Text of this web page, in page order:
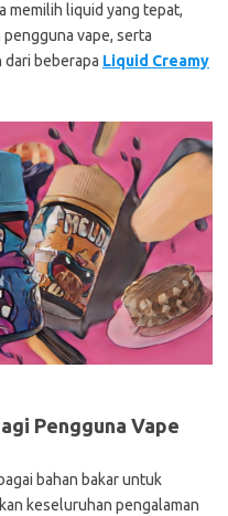
memilih liquid yang tepat,
vape, serta
dari beberapa Liquid Creamy
Pengguna Vape
bahan bakar untuk
keseluruhan pengalaman